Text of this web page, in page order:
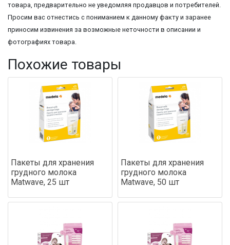
товара, предварительно не уведомляя продавцов и потребителей.
Просим вас отнестись с пониманием к данному факту и заранее
приносим извинения за возможные неточности в описании и
фотографиях товара.
Похожие товары
Пакеты для хранения
грудного молока
Matwave, 25 шт
Пакеты для хранения
грудного молока
Matwave, 50 шт